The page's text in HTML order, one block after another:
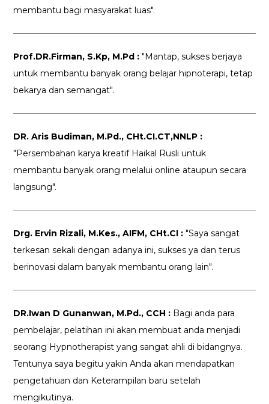
membantu bagi masyarakat luas".
Prof.DR.Firman, S.Kp, M.Pd : "Mantap, sukses berjaya
untuk membantu banyak orang belajar hipnoterapi, tetap
bekarya dan semangat".
DR. Aris Budiman, M.Pd., CHt.CI.CT,NNLP :
"Persembahan karya kreatif Haikal Rusli untuk
membantu banyak orang melalui online ataupun secara
langsung".
Drg. Ervin Rizali, M.Kes., AIFM, CHt.CI : "Saya sangat
terkesan sekali dengan adanya ini, sukses ya dan terus
berinovasi dalam banyak membantu orang lain".
DR.Iwan D Gunanwan, M.Pd., CCH : Bagi anda para
pembelajar, pelatihan ini akan membuat anda menjadi
seorang Hypnotherapist yang sangat ahli di bidangnya.
Tentunya saya begitu yakin Anda akan mendapatkan
pengetahuan dan Keterampilan baru setelah
mengikutinya.